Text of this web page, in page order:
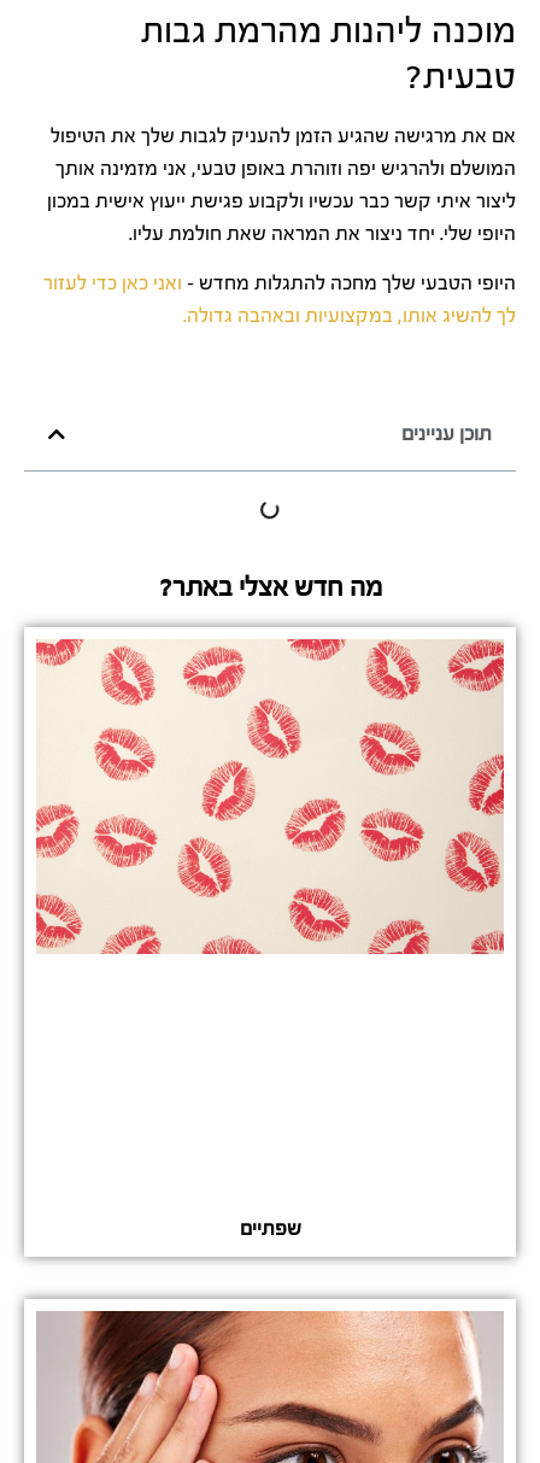
מוכנה ליהנות מהרמת גבות
טבעית?
אם את מרגישה שהגיע הזמן להעניק לגבות שלך את הטיפול
המושלם ולהרגיש יפה וזוהרת באופן טבעי, אני מזמינה אותך
ליצור איתי קשר כבר עכשיו ולקבוע פגישת ייעוץ אישית במכון
היופי שלי. יחד ניצור את המראה שאת חולמת עליו.
היופי הטבעי שלך מחכה להתגלות מחדש – ואני כאן כדי לעזור
לך להשיג אותו, במקצועיות ובאהבה גדולה.
תוכן עניינים
מה חדש אצלי באתר?
שפתיים